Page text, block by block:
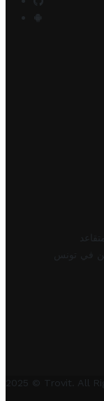
في تونس
2025 © Trovit. All